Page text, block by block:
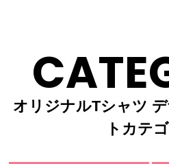
オリジナルTシャツ
トカテ